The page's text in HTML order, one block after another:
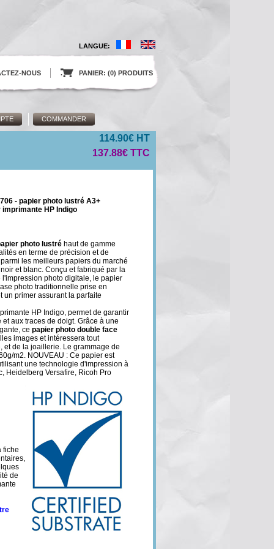
NOUS . PANIER: (0) PRODUITS
LANGUE:
COMMANDER
114.90€ HT
137.88€ TTC
- papier photo lustré A3+
HP Indigo
photo lustré haut de gamme
en terme de précision et de
les meilleurs papiers du marché
et blanc. Conçu et fabriqué par la
photo digitale, le papier
photo traditionnelle prise en
un primer assurant la parfaite
HP Indigo, permet de garantir
aux traces de doigt. Grâce à une
ce papier photo double face
images et intéressera tout
et de la joaillerie. Le grammage de
m2. NOUVEAU : Ce papier est
une technologie d'impression à
Heidelberg Versafire, Ricoh Pro
fiche
de